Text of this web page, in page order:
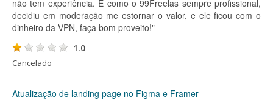
não tem experiência. E como o 99Freelas sempre profissional,
decidiu em moderação me estornar o valor, e ele ficou com o
dinheiro da VPN, faça bom proveito!"
1.0
Cancelado
Atualização de landing page no Figma e Framer